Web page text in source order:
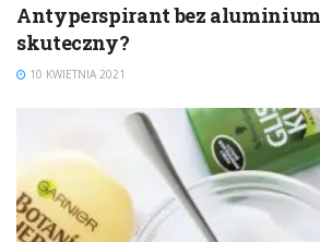
Antyperspirant bez
skuteczny?
10 KWIETNIA 2021